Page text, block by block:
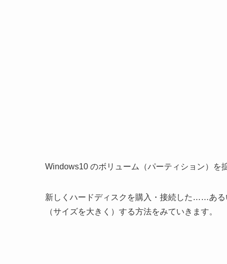
Windows10 のボリューム（パーティション）を
新しくハードディスクを購入・接続した……あ
（サイズを大きく）する方法をみていきます。